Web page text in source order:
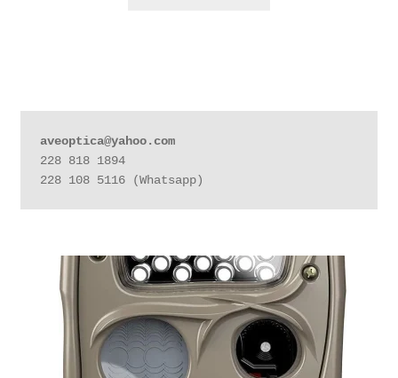
aveoptica@yahoo.com
228 818 1894
228 108 5116 (Whatsapp)